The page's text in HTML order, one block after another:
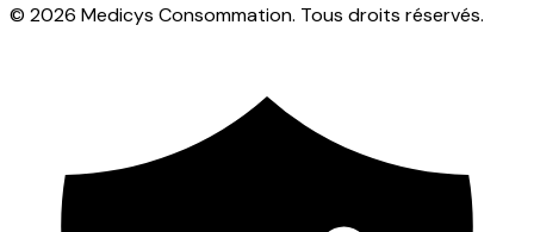
© 2026 Medicys Consommation. Tous droits réservés.